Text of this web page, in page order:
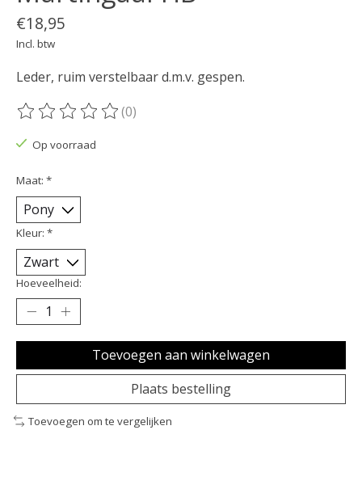
€18,95
Incl. btw
Leder, ruim verstelbaar d.m.v. gespen.
De beoordeling van dit product is
(0)
Op voorraad
Maat: *
Kleur: *
Hoeveelheid:
Toevoegen aan winkelwagen
Plaats bestelling
Toevoegen om te vergelijken